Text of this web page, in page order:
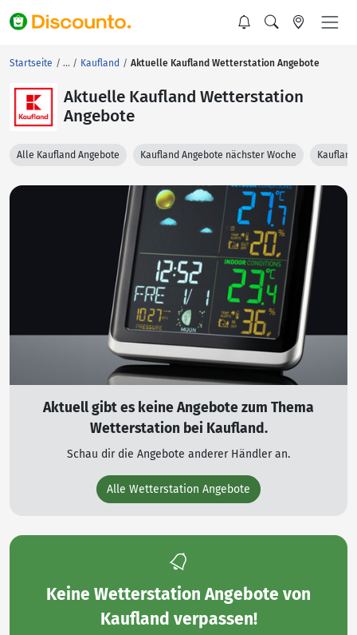
Startseite Kaufland Aktuelle Kaufland Wetterstation Angebote
Aktuelle Kaufland Wetterstation
Angebote
Alle Kaufland Angebote Kaufland Angebote nächster Woche
Aktuell gibt es keine Angebote zum Thema
Wetterstation bei Kaufland.
Schau dir die Angebote anderer Händler an.
Alle Wetterstation Angebote
Keine Wetterstation Angebote von
Kaufland verpassen!